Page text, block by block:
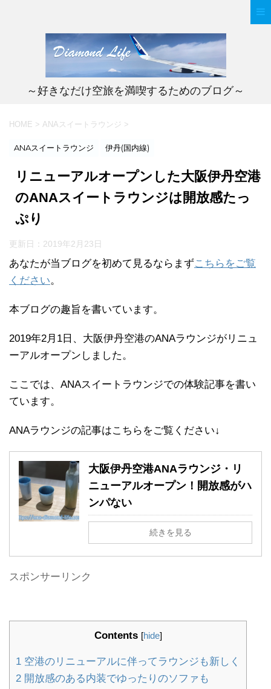
～好きなだけ空旅を満喫するためのブログ～
HOME > ANAスイートラウンジ >
ANAスイートラウンジ 伊丹(国内線)
リニューアルオープンした大阪伊丹空港
のANAスイートラウンジは開放感たっ
ぷり
更新日： 2019年2月23日
あなたが当ブログを初めて見るならまずこちらをご覧
ください。
本ブログの趣旨を書いています。
2019年2月1日、大阪伊丹空港のANAラウンジがリニュ
ーアルオープンしました。
ここでは、ANAスイートラウンジでの体験記事を書い
ています。
ANAラウンジの記事はこちらをご覧ください↓
大阪伊丹空港ANAラウンジ・リ
ニューアルオープン！開放感がハ
ンパない
続きを見る
スポンサーリンク
Contents [hide]
1 空港のリニューアルに伴ってラウンジも新しく
2 開放感のある内装でゆったりのソファも